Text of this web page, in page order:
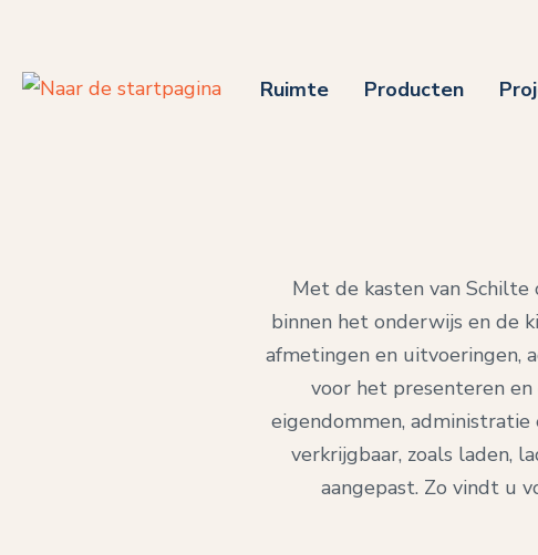
Ruimte Producten
Met de kasten van
binnen het onderwijs en de
afmetingen en uitvoeringen,
voor het presenteren
eigendommen, administratie
verkrijgbaar, zoals laden,
aangepast. Zo vindt u